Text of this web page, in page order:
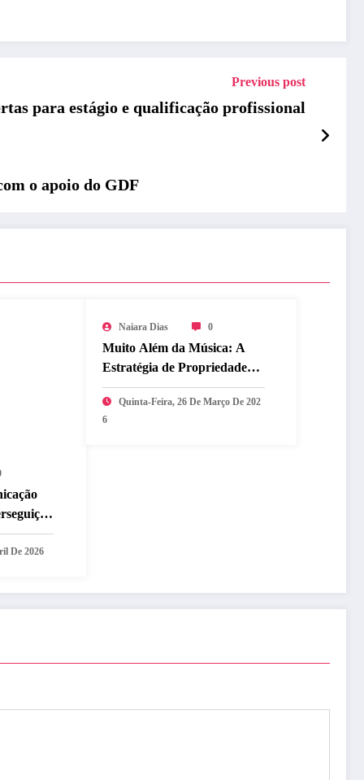
Previous post
para estágio e qualificação profissional
o apoio do GDF
De 2026
Naiara Dias 0
Muito Além da Música: A
Estratégia de Propriedade
Intelectual que Blindou o
Legado do BTS
Quinta-Feira, 26 De Março De 202
6